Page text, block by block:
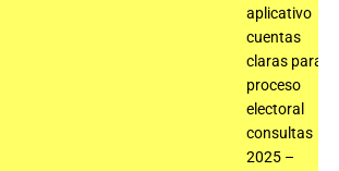
aplicativo
cuentas
claras para el
proceso
electoral
consultas
2025 –